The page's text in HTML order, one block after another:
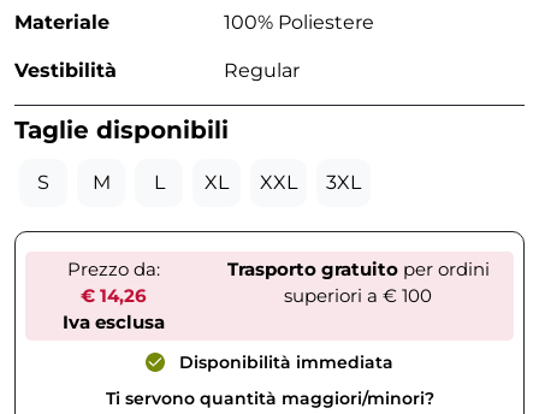
Materiale 100% Poliestere
Vestibilità Regular
Taglie disponibili
S M L XL XXL 3XL
Prezzo da:
€ 14,26
Iva esclusa
Trasporto gratuitoper ordini
superiori a € 100
Disponibilità immediata
Ti servono quantità maggiori/minori?